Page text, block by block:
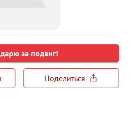
за подвиг!
Поделиться